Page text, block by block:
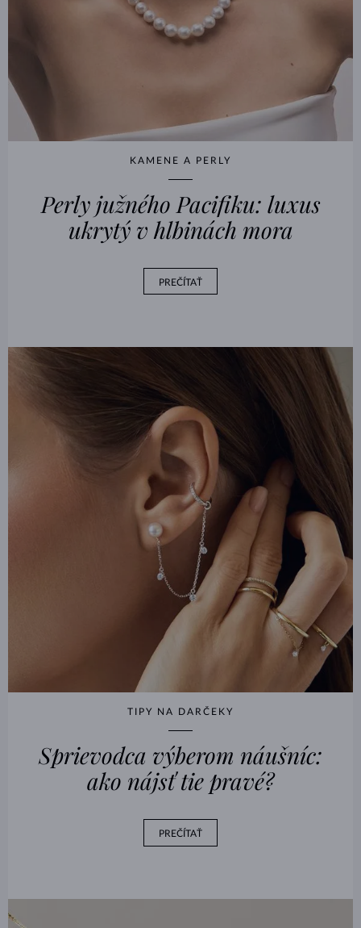
KAMENE A PERLY
Perly južného Pacifiku: luxus
ukrytý v hlbinách mora
PREČÍTAŤ
TIPY NA DARČEKY
Sprievodca výberom náušníc:
ako nájsť tie pravé?
PREČÍTAŤ